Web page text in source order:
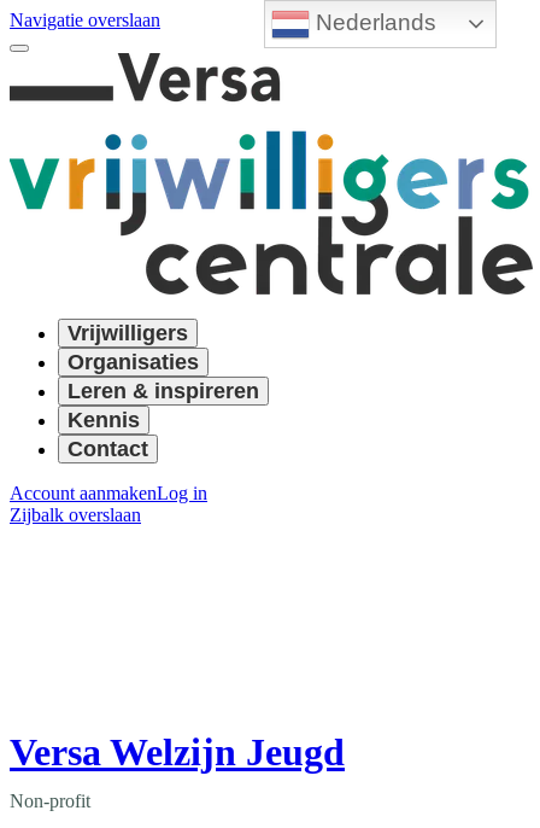
Nederlands
Navigatie overslaan
Vrijwilligers
Organisaties
Leren & inspireren
Kennis
Contact
Account aanmakenLog in
Zijbalk overslaan
Versa Welzijn Jeugd
Non-profit